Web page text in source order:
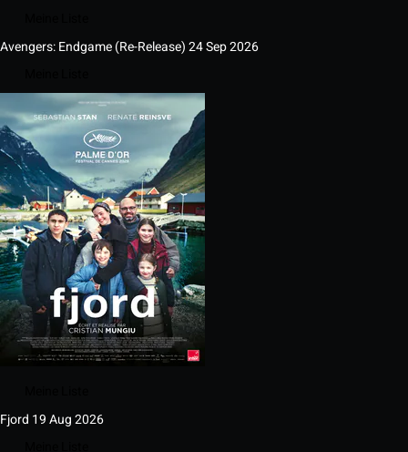
Avengers: Endgame (Re-Release)24 Sep 2026
Fjord 19 Aug 2026